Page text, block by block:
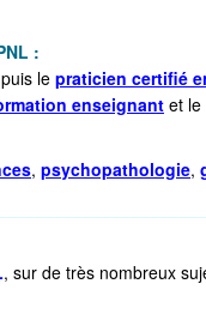
:
lepraticien certifié
enseignantet le
, psychopathologie,
, sur de très nombreux